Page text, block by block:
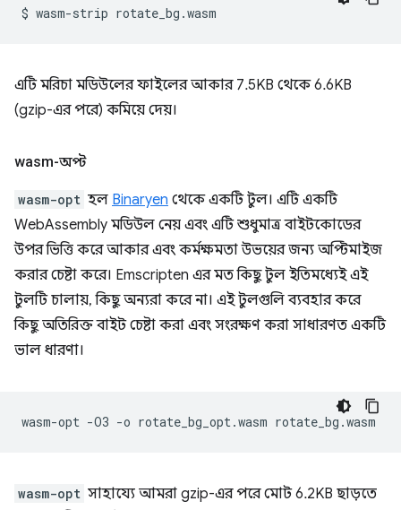
$ wasm-strip
এটি মরিচা মডিউলের ফাইলের আকার 7.5KB থেকে 6.6KB
(gzip-এর পরে) কমিয়ে দেয়।
wasm-অপ্ট
wasm-opt হল Binaryen থেকে একটি টুল। এটি একটি
WebAssembly মডিউল নেয় এবং এটি শুধুমাত্র বাইটকোডের
উপর ভিত্তি করে আকার এবং কর্মক্ষমতা উভয়ের জন্য অপ্টিমাইজ
করার চেষ্টা করে। Emscripten এর মত কিছু টুল ইতিমধ্যেই এই
টুলটি চালায়, কিছু অন্যরা করে না। এই টুলগুলি ব্যবহার করে
কিছু অতিরিক্ত বাইট চেষ্টা করা এবং সংরক্ষণ করা সাধারণত একটি
ভাল ধারণা।
wasm-opt -O3 -o rotate_bg_opt.wasm
wasm-opt সাহায্যে আমরা gzip-এর পরে মোট 6.2KB ছাড়তে